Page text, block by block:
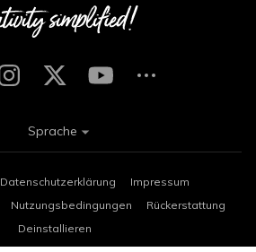
Datenschutzerklärung
Impressum
Nutzungsbedingungen
Rückerstattung
Deinstallieren
Sprache